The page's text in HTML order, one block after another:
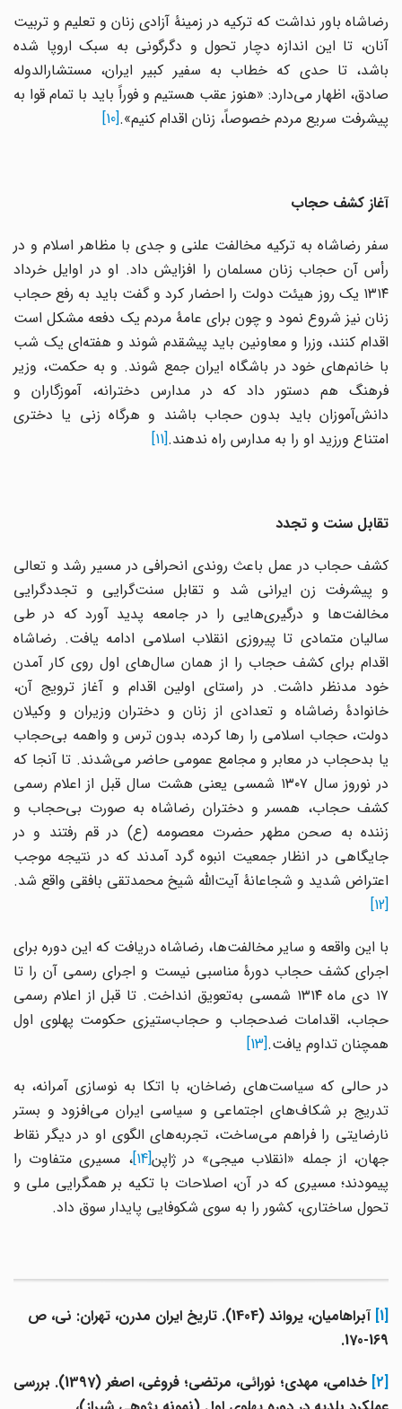
رضاشاه باور نداشت که ترکیه در زمینۀ آزادی زنان و تعلیم و تربیت
آنان، تا این اندازه دچار تحول و دگرگونی به سبک اروپا شده
باشد، تا حدی که خطاب به سفیر کبیر ایران، مستشارالدوله
صادق، اظهار می‌دارد: «هنوز عقب هستیم و فوراً باید با تمام قوا به
پیشرفت سریع مردم خصوصاً، زنان اقدام کنیم».[10]
آغاز کشف حجاب
سفر رضاشاه به ترکیه مخالفت علنی و جدی با مظاهر اسلام و در
رأس آن حجاب زنان مسلمان را افزایش داد. او در اوایل خرداد
۱۳۱۴ یک روز هیئت دولت را احضار کرد و گفت باید به رفع حجاب
زنان نیز شروع نمود و چون برای عامۀ مردم یک دفعه مشکل است
اقدام کنند، وزرا و معاونین باید پیشقدم شوند و هفته‌ای یک شب
با خانم‌های خود در باشگاه ایران جمع شوند. و به حکمت، وزیر
فرهنگ هم دستور داد که در مدارس دخترانه، آموزگاران و
دانش‌آموزان باید بدون حجاب باشند و هرگاه زنی یا دختری
امتناع ورزید او را به مدارس راه ندهند.[11]
تقابل سنت و تجدد
کشف حجاب در عمل باعث روندی انحرافی در مسیر رشد و تعالی
و پیشرفت زن ایرانی شد و تقابل سنت‌گرایی و تجددگرایی
مخالفت‌ها و درگیری‌هایی را در جامعه پدید آورد که در طی
سالیان متمادی تا پیروزی انقلاب اسلامی ادامه یافت. رضاشاه
اقدام برای کشف حجاب را از همان سال‌های اول روی کار آمدن
خود مدنظر داشت. در راستای اولین اقدام و آغاز ترویج آن،
خانوادۀ رضاشاه و تعدادی از زنان و دختران وزیران و وکیلان
دولت، حجاب اسلامی را رها کرده، بدون ترس و واهمه بی‌حجاب
یا بدحجاب در معابر و مجامع عمومی حاضر می‌شدند. تا آنجا که
در نوروز سال ۱۳۰۷ شمسی یعنی هشت سال قبل از اعلام رسمی
کشف حجاب، همسر و دختران رضاشاه به صورت بی‌حجاب و
زننده به صحن مطهر حضرت معصومه (ع) در قم رفتند و در
جایگاهی در انظار جمعیت انبوه گرد آمدند که در نتیجه موجب
اعتراض شدید و شجاعانۀ آیت‌الله شیخ محمدتقی بافقی واقع شد.
با این واقعه و سایر مخالفت‌ها، رضاشاه دریافت که این دوره برای
اجرای کشف حجاب دورۀ مناسبی نیست و اجرای رسمی آن را تا
۱۷ دی ماه ۱۳۱۴ شمسی به‌تعویق انداخت. تا قبل از اعلام رسمی
حجاب، اقدامات ضدحجاب و حجاب‌ستیزی حکومت پهلوی اول
همچنان تداوم یافت.[13]
در حالی که سیاست‌های رضاخان، با اتکا به نوسازی آمرانه، به
تدریج بر شکاف‌های اجتماعی و سیاسی ایران می‌افزود و بستر
نارضایتی را فراهم می‌ساخت، تجربه‌های الگوی او در دیگر نقاط
جهان، از جمله «انقلاب میجی» در ژاپن[14]
، مسیری متفاوت را
پیمودند؛ مسیری که در آن، اصلاحات با تکیه بر همگرایی ملی و
تحول ساختاری، کشور را به سوی شکوفایی پایدار سوق داد.
آبراهامیان، یرواند (1404). تاریخ ایران مدرن، تهران: نی، ص
169-170.
خدامی، مهدی؛ نورائی، مرتضی؛ فروغی، اصغر (1397). بررسی